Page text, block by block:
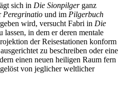
sich in Die Sionpilgerganz
Peregrinatio und im Pilgerbuch
wird, versucht Fabri in Die
lassen, in dem er deren mentale
der Reisestationen konform
zu beschreiben oder eine
einen neuen heiligen Raum fern
von jeglicher weltlicher